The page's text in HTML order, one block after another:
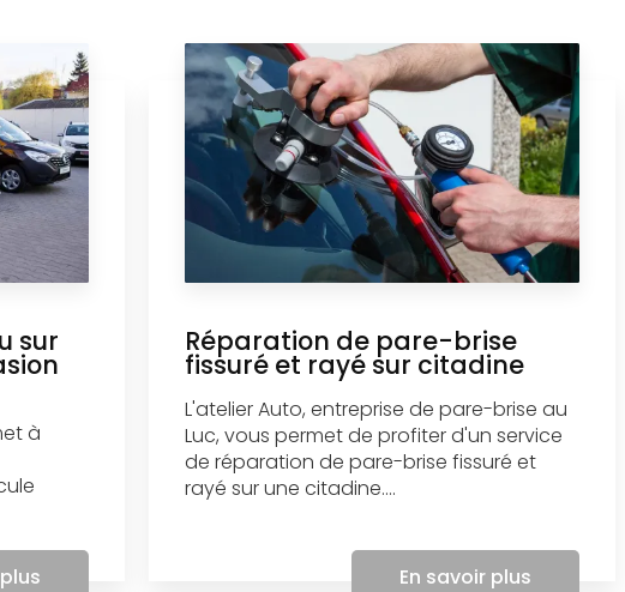
sur
à
Réparation de pare-brise
fissuré et rayé sur citadine
L'atelier Auto, entreprise de pare-brise au
Luc, vous permet de profiter d'un service
de réparation de pare-brise fissuré et
rayé sur une citadine....
En savoir plus